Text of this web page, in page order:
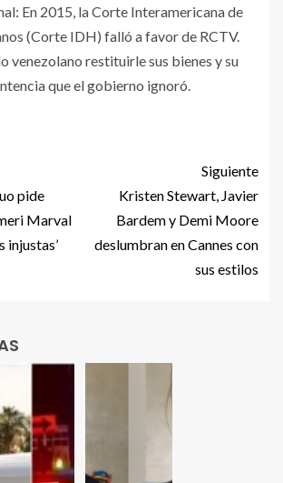
En 2015, la Corte Interamericana de
(Corte IDH) falló a favor de RCTV.
venezolano restituirle sus bienes y su
que el gobierno ignoró.
pide
Marval
injustas’
Siguiente
Kristen Stewart, Javier
Bardem y Demi Moore
deslumbran en Cannes con
sus estilos